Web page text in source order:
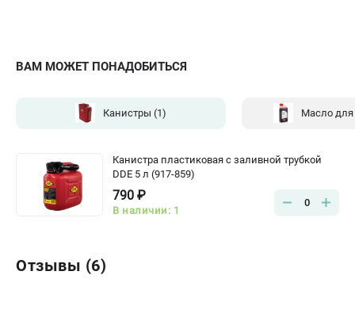
ВАМ МОЖЕТ ПОНАДОБИТЬСЯ
Канистры (1) Масло для
Канистра пластиковая с заливной трубкой
DDE 5 л (917-859)
790 ₽
В наличии: 1
0
Отзывы (6)